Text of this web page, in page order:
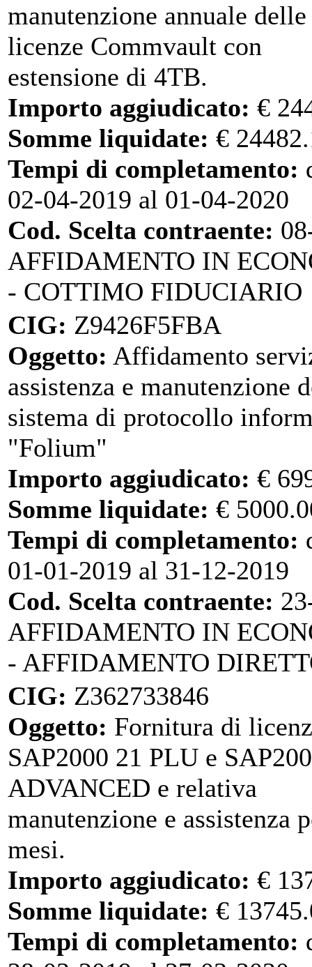
manutenzione annuale delle
licenze Commvault con
estensione di 4TB.
Importo aggiudicato: €
Somme liquidate: €
Tempi di completamento:
02-04-2019 al 01-04-2020
Cod. Scelta contraente:
AFFIDAMENTO IN
- COTTIMO FIDUCIARIO
CIG: Z9426F5FBA
Oggetto: Affidamento
assistenza e manutenzione
sistema di protocollo
"Folium"
Importo aggiudicato: €
Somme liquidate: €
Tempi di completamento:
01-01-2019 al 31-12-2019
Cod. Scelta contraente:
AFFIDAMENTO IN
- AFFIDAMENTO
CIG: Z362733846
Oggetto: Fornitura di
SAP2000 21 PLU e
ADVANCED e relativa
manutenzione e assistenza
mesi.
Importo aggiudicato: €
Somme liquidate: €
Tempi di completamento: